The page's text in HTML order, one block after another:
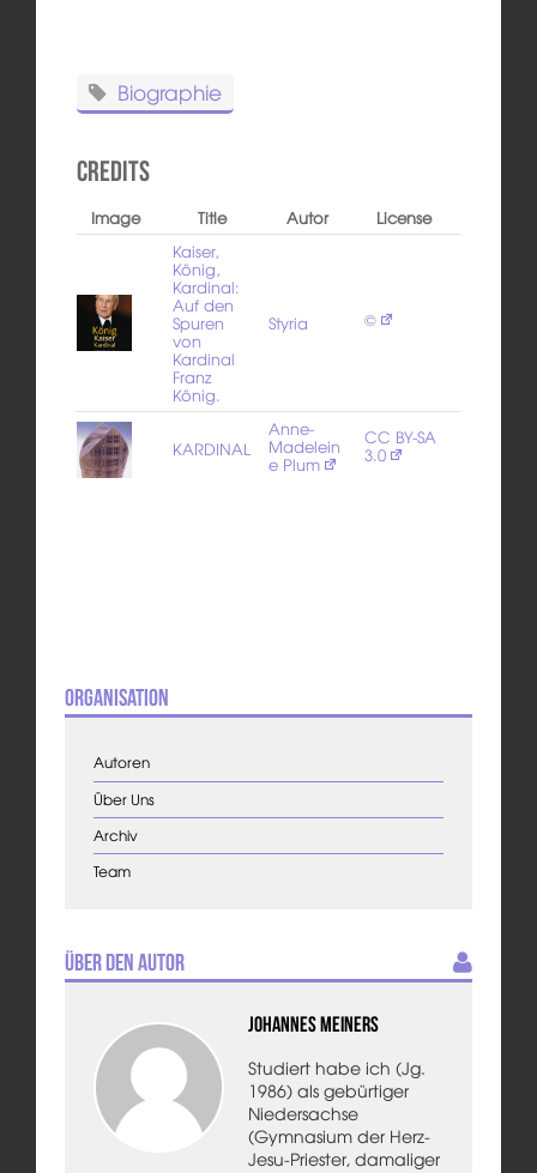
Biographie
Credits
Image Title Autor
License
Kaiser,
König,
Kardinal:
Auf den
Spuren
von
Kardinal
Franz
König.
Styria ©
KARDINAL
Anne-
Madelein
e Plum
CC BY-SA
3.0
Organisation
Autoren
Über Uns
Archiv
Team
Über den Autor
Johannes Meiners
Studiert habe ich (Jg.
1986) als gebürtiger
Niedersachse
(Gymnasium der Herz-
Jesu-Priester, damaliger